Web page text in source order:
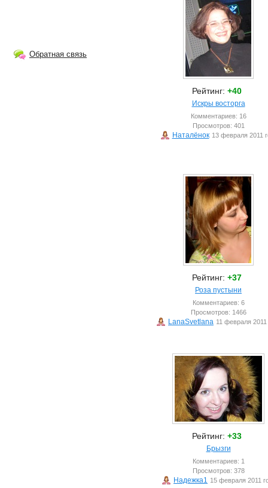
Рейтинг: +40
Искры восторга
Комментариев: 16
Просмотров: 401
Наталёнок 13 февраля 2011
Рейтинг: +37
Роза пустыни
Комментариев: 6
Просмотров: 1466
LanaSvetlana 11 февраля 2011
Рейтинг: +33
Брызги
Комментариев: 1
Просмотров: 378
Надежка1 15 февраля 2011
Обратная связь